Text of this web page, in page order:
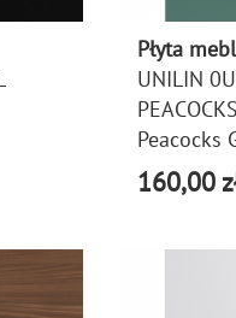
Płyta
UNILIN
Peacocks
160,00